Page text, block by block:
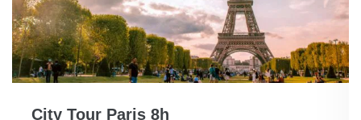
City Tour Paris 8h